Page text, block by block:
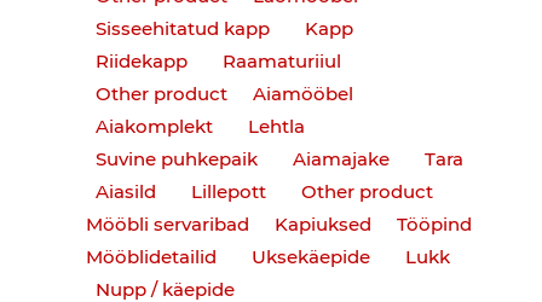
Sisseehitatud kapp
Kapp
Riidekapp
Raamaturiiul
Other product
Aiamööbel
Aiakomplekt
Lehtla
Suvine puhkepaik
Aiamajake
Tara
Aiasild
Lillepott
Other product
Mööbli servaribad
Kapiuksed
Tööpind
Mööblidetailid
Uksekäepide
Lukk
Nupp / käepide